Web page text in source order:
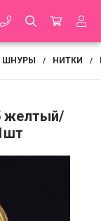
ШНУРЫ / НИТКИ /
желтый/